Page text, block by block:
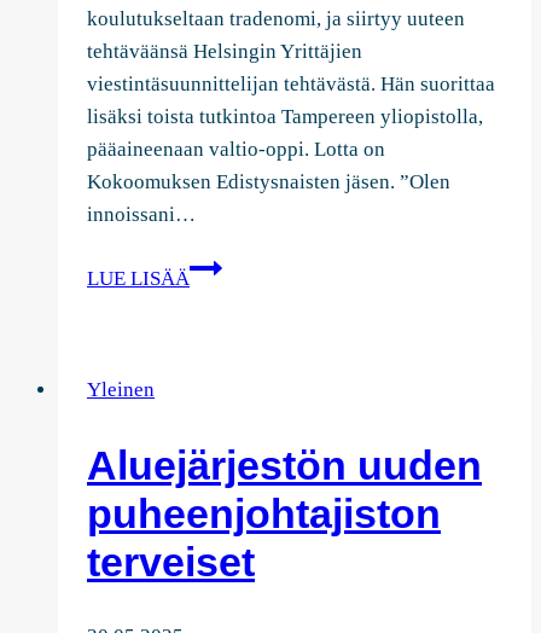
koulutukseltaan tradenomi, ja siirtyy uuteen
tehtäväänsä Helsingin Yrittäjien
viestintäsuunnittelijan tehtävästä. Hän suorittaa
lisäksi toista tutkintoa Tampereen yliopistolla,
pääaineenaan valtio-oppi. Lotta on
Kokoomuksen Edistysnaisten jäsen. ”Olen
innoissani…
LUE LISÄÄ
Uudeksi
Yleinen
Aluejärjestön uuden
puheenjohtajiston
terveiset